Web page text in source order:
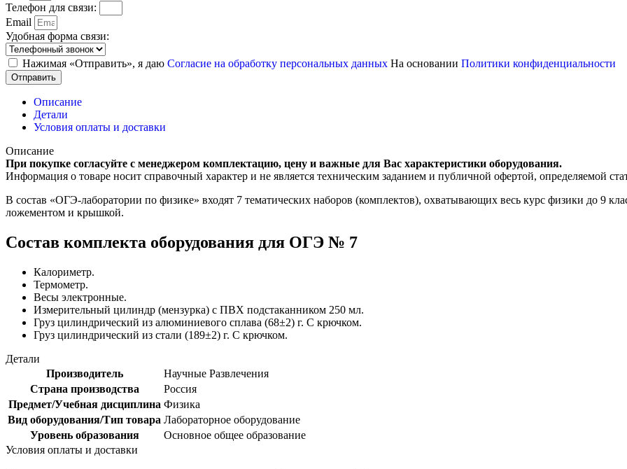
Телефон для связи:
Email
Удобная форма связи:
Нажимая «Отправить», я даю Согласие на обработку персональных данных На основании Политики конфиденциальности
Отправить
Описание
Детали
Условия оплаты и доставки
Описание
При покупке согласуйте с менеджером комплектацию, цену и важные для Вас характеристики оборудования.
Информация о товаре носит справочный характер и не является техническим заданием и публичной офертой, определяемой
В состав «ОГЭ-лаборатории по физике» входят 7 тематических наборов (комплектов), охватывающих весь курс физики до 9
ложементом и крышкой.
Состав комплекта оборудования для ОГЭ № 7
Калориметр.
Термометр.
Весы электронные.
Измерительный цилиндр (мензурка) с ПВХ подстаканником 250 мл.
Груз цилиндрический из алюминиевого сплава (68±2) г. С крючком.
Груз цилиндрический из стали (189±2) г. С крючком.
Детали
Производитель
Научные Развлечения
Страна производства
Россия
Предмет/Учебная дисциплина Физика
Вид оборудования/Тип товара Лабораторное оборудование
Уровень образования
Основное общее образование
Условия оплаты и доставки